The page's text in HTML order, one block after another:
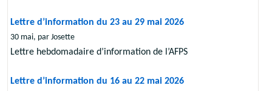
Lettre d’information du 23 au 29 mai 2026
30 mai, par Josette
Lettre hebdomadaire d’information de l’AFPS
Lettre d’information du 16 au 22 mai 2026